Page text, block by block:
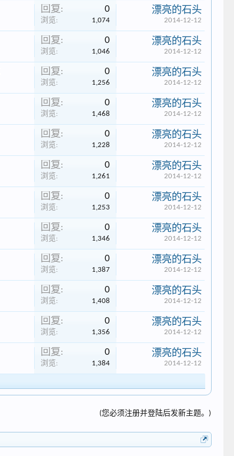
回复: 0
浏览: 1,074
漂亮的石头
2014-12-12
回复: 0
浏览: 1,046
漂亮的石头
2014-12-12
回复: 0
浏览: 1,256
漂亮的石头
2014-12-12
回复: 0
浏览: 1,468
漂亮的石头
2014-12-12
回复: 0
浏览: 1,228
漂亮的石头
2014-12-12
回复: 0
浏览: 1,261
漂亮的石头
2014-12-12
回复: 0
浏览: 1,253
漂亮的石头
2014-12-12
回复: 0
浏览: 1,346
漂亮的石头
2014-12-12
回复: 0
浏览: 1,387
漂亮的石头
2014-12-12
回复: 0
浏览: 1,408
漂亮的石头
2014-12-12
回复: 0
浏览: 1,356
漂亮的石头
2014-12-12
回复: 0
浏览: 1,384
漂亮的石头
2014-12-12
(您必须注册并登陆后发新主题。)